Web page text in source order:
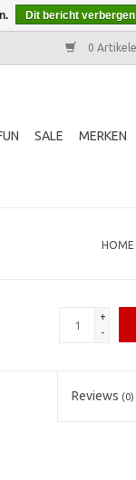
0
SALE MERKEN
HOME
+
-
Reviews (0)
Dit bericht verbergen